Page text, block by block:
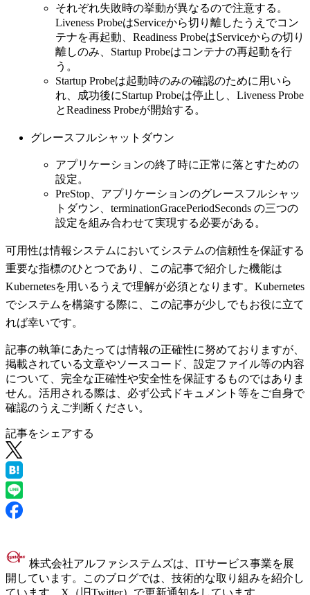
それぞれ失敗時の挙動が異なるので注意する。
Liveness ProbeはServiceから切り離したうえでコン
テナを再起動、Readiness ProbeはServiceからの切り
離しのみ、Startup Probeはコンテナの再起動を行
う。
Startup Probeは起動時のみの確認のために用いら
れ、成功後にStartup Probeは停止し、Liveness Probe
とReadiness Probeが開始する。
グレースフルシャットダウン
アプリケーションの終了時に正常に落とすための
設定。
PreStop、アプリケーションのグレースフルシャッ
トダウン、terminationGracePeriodSeconds の三つの
設定を組み合わせて実現する必要がある。
可用性は情報システムにおいてシステムの信頼性を保証する
重要な指標のひとつであり、この記事で紹介した機能は
Kubernetesを用いるうえで理解が必須となります。Kubernetes
でシステムを構築する際に、この記事が少しでもお役に立て
れば幸いです。
記事の執筆にあたっては情報の正確性に努めておりますが、
掲載されている文章やソースコード、設定ファイル等の内容
について、完全な正確性や安全性を保証するものではありま
せん。活用される際は、必ず公式ドキュメント等をご自身で
確認のうえご判断ください。
記事をシェアする
株式会社アルファシステムズは、ITサービス事業を展
開しています。このブログでは、技術的な取り組みを紹介し
ています。X（旧Twitter）で更新通知をしています。